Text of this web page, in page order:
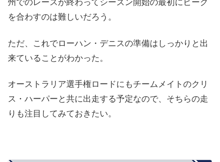
州でのレースが終わってシーズン開始の最初にピーク
を合わすのは難しいだろう。
ただ、これでローハン・デニスの準備はしっかりと出
来ていることがわかった。
オーストラリア選手権ロードにもチームメイトのクリ
ス・ハーパーと共に出走する予定なので、そちらの走
りも注目してみておきたい。